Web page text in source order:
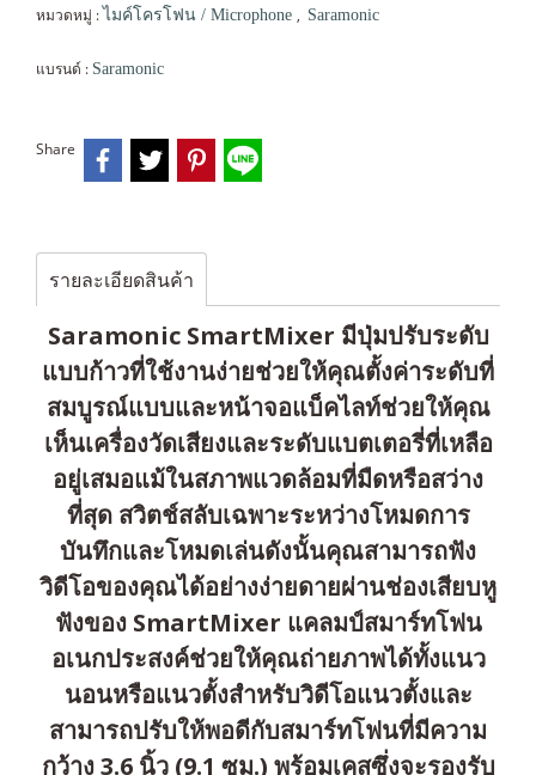
หมวดหมู่ :ไมค์โครโฟน / Microphone , Saramonic
แบรนด์ : Saramonic
Share
รายละเอียดสินค้า
Saramonic SmartMixer มีปุ่มปรับระดับ
แบบก้าวที่ใช้งานง่ายช่วยให้คุณตั้งค่าระดับที่
สมบูรณ์แบบและหน้าจอแบ็คไลท์ช่วยให้คุณ
เห็นเครื่องวัดเสียงและระดับแบตเตอรี่ที่เหลือ
อยู่เสมอแม้ในสภาพแวดล้อมที่มืดหรือสว่าง
ที่สุด สวิตช์สลับเฉพาะระหว่างโหมดการ
บันทึกและโหมดเล่นดังนั้นคุณสามารถฟัง
วิดีโอของคุณได้อย่างง่ายดายผ่านช่องเสียบหู
ฟังของ SmartMixer แคลมป์สมาร์ทโฟน
อเนกประสงค์ช่วยให้คุณถ่ายภาพได้ทั้งแนว
นอนหรือแนวตั้งสำหรับวิดีโอแนวตั้งและ
สามารถปรับให้พอดีกับสมาร์ทโฟนที่มีความ
กว้าง 3.6 นิ้ว (9.1 ซม.) พร้อมเคสซึ่งจะรองรับ